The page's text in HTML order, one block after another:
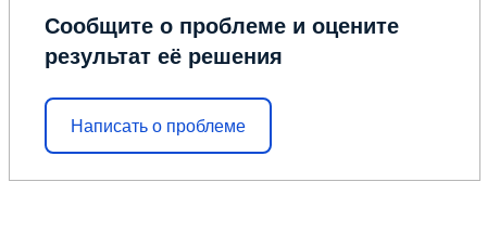
Сообщите о проблеме и оцените
результат её решения
Написать о проблеме